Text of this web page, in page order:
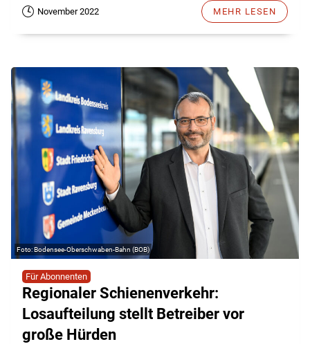
November 2022 MEHR LESEN
Bodensee-Oberschwaben-Bahn (BOB)
Für Abonnenten
Regionaler Schienenverkehr:
Losaufteilung stellt Betreiber vor
große Hürden